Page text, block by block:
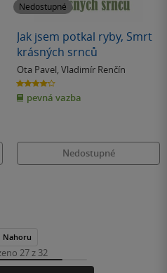
Nedostupné
Jak jsem potkal ryby, Smrt
krásných srnců
Ota Pavel, Vladimír Renčín
4.2
z
5
hvězdiček
pevná vazba
Nedostupné
Nahoru
27 z 32